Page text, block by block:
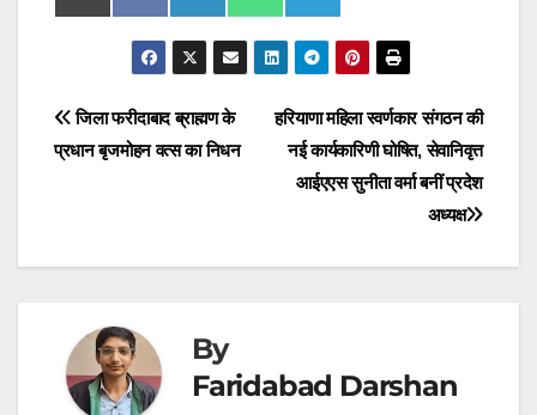
on
(
t
e
r
on
a
e
b
o
k
on
i
n
e
I
n
on
h
t
s
p
on
e
l
g
a
m
Post
navigation
हरियाणा महिला स्वर्णकार संगठन की
नई कार्यकारिणी घोषित, सेवानिवृत्त
आईएएस सुनीता वर्मा बनीं प्रदेश
अध्यक्ष
जिला फरीदाबाद ब्राह्मण के
प्रधान बृजमोहन वत्स का निधन
By
Faridabad Darshan